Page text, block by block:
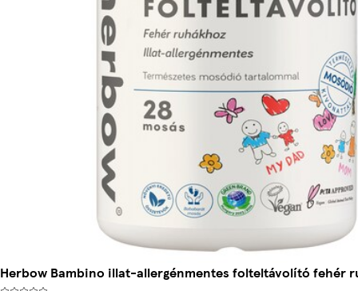
Herbow Bambino illat-allergénmentes folteltávolító fehér